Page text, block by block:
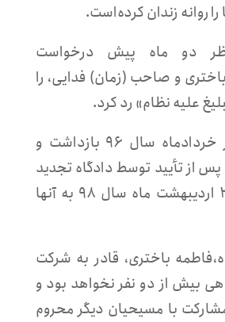
روانه زندان کرده‌است.
دو ماه پیش درخواست
و صاحب (زمان) فدایی، را
علیه نظام» رد کرد.
این نوکیشان در خردادماه سال ۹۶ بازداشت و
پس از تأیید توسط دادگاه تجدید
نظر در تاریخ ۲۸ اردیبهشت ماه سال ۹۸ به آنها
باختری، قادر به شرکت
بیش از دو نفر نخواهد بود و
با مسیحیان دیگر محروم